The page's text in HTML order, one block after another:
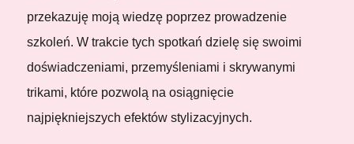
przekazuję moją wiedzę poprzez prowadzenie
szkoleń. W trakcie tych spotkań dzielę się swoimi
doświadczeniami, przemyśleniami i skrywanymi
trikami, które pozwolą na osiągnięcie
najpiękniejszych efektów stylizacyjnych.